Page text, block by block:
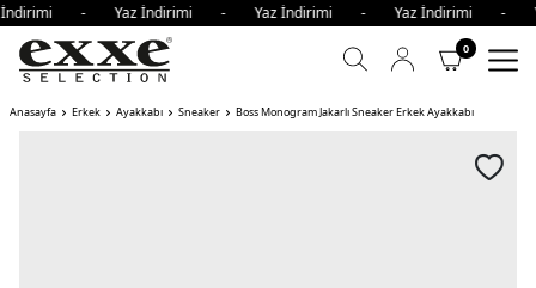
- Yaz İndirimi - Yaz İndirimi - Yaz
0
Anasayfa Erkek Ayakkabı Sneaker Boss Monogram Jakarlı Sneaker Erkek Ayakkabı